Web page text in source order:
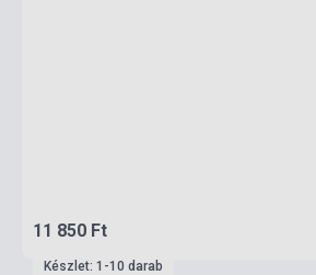
11 850 Ft
Készlet: 1-10 darab